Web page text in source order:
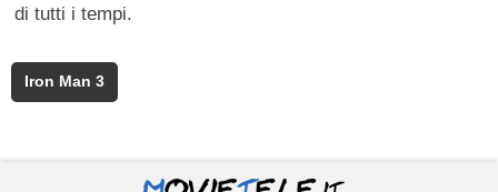
di tutti i tempi.
Iron Man 3